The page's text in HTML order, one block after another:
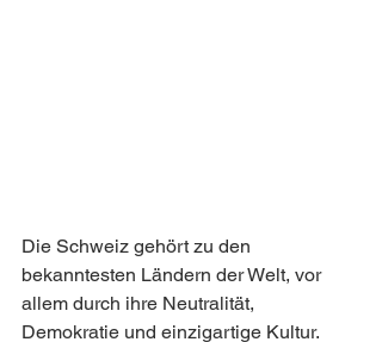
Die Schweiz gehört zu den
bekanntesten Ländern der Welt, vor
allem durch ihre Neutralität,
Demokratie und einzigartige Kultur.